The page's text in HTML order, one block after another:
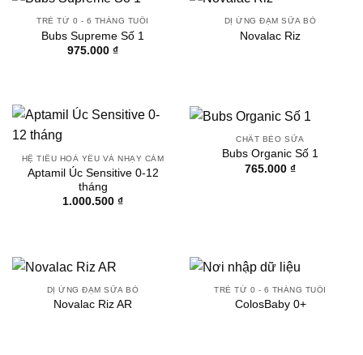
TRẺ TỪ 0 - 6 THÁNG TUỔI
Bubs Supreme Số 1
975.000 ₫
DỊ ỨNG ĐẠM SỮA BÒ
Novalac Riz
HỆ TIÊU HOÁ YẾU VÀ NHẠY CẢM
Aptamil Úc Sensitive 0-12
tháng
1.000.500 ₫
CHẤT BÉO SỮA
Bubs Organic Số 1
765.000 ₫
DỊ ỨNG ĐẠM SỮA BÒ
Novalac Riz AR
TRẺ TỪ 0 - 6 THÁNG TUỔI
ColosBaby 0+